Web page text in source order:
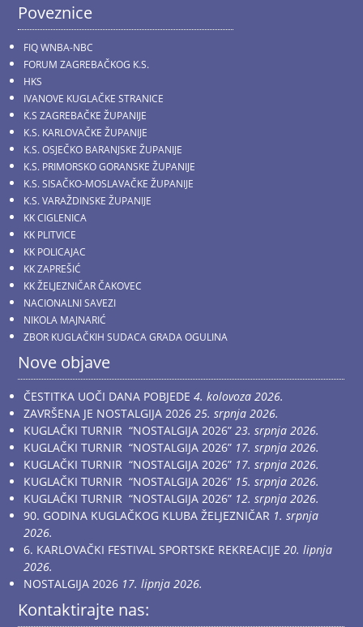
Poveznice
FIQ WNBA-NBC
FORUM ZAGREBAČKOG K.S.
HKS
IVANOVE KUGLAČKE STRANICE
K.S ZAGREBAČKE ŽUPANIJE
K.S. KARLOVAČKE ŽUPANIJE
K.S. OSJEČKO BARANJSKE ŽUPANIJE
K.S. PRIMORSKO GORANSKE ŽUPANIJE
K.S. SISAČKO-MOSLAVAČKE ŽUPANIJE
K.S. VARAŽDINSKE ŽUPANIJE
KK CIGLENICA
KK PLITVICE
KK POLICAJAC
KK ZAPREŠIĆ
KK ŽELJEZNIČAR ČAKOVEC
NACIONALNI SAVEZI
NIKOLA MAJNARIĆ
ZBOR KUGLAČKIH SUDACA GRADA OGULINA
Nove objave
ČESTITKA UOČI DANA POBJEDE 4. kolovoza 2026.
ZAVRŠENA JE NOSTALGIJA 2026 25. srpnja 2026.
KUGLAČKI TURNIR “NOSTALGIJA 2026” 23. srpnja 2026.
KUGLAČKI TURNIR “NOSTALGIJA 2026” 17. srpnja 2026.
KUGLAČKI TURNIR “NOSTALGIJA 2026” 17. srpnja 2026.
KUGLAČKI TURNIR “NOSTALGIJA 2026” 15. srpnja 2026.
KUGLAČKI TURNIR “NOSTALGIJA 2026” 12. srpnja 2026.
90. GODINA KUGLAČKOG KLUBA ŽELJEZNIČAR 1. srpnja
2026.
6. KARLOVAČKI FESTIVAL SPORTSKE REKREACIJE 20. lipnja
2026.
NOSTALGIJA 2026 17. lipnja 2026.
Kontaktirajte nas: